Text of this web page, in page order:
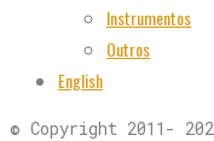
Instrumentos
Outros
English
© Copyright 2011-